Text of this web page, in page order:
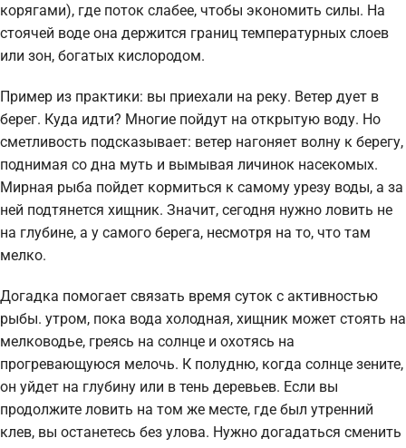
корягами), где поток слабее, чтобы экономить силы. На
стоячей воде она держится границ температурных слоев
или зон, богатых кислородом.
Пример из практики: вы приехали на реку. Ветер дует в
берег. Куда идти? Многие пойдут на открытую воду. Но
сметливость подсказывает: ветер нагоняет волну к берегу,
поднимая со дна муть и вымывая личинок насекомых.
Мирная рыба пойдет кормиться к самому урезу воды, а за
ней подтянется хищник. Значит, сегодня нужно ловить не
на глубине, а у самого берега, несмотря на то, что там
мелко.
Догадка помогает связать время суток с активностью
рыбы. утром, пока вода холодная, хищник может стоять на
мелководье, греясь на солнце и охотясь на
прогревающуюся мелочь. К полудню, когда солнце зените,
он уйдет на глубину или в тень деревьев. Если вы
продолжите ловить на том же месте, где был утренний
клев, вы останетесь без улова. Нужно догадаться сменить